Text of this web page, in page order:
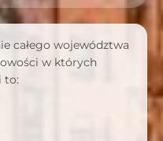
całego województwa
w których
to: